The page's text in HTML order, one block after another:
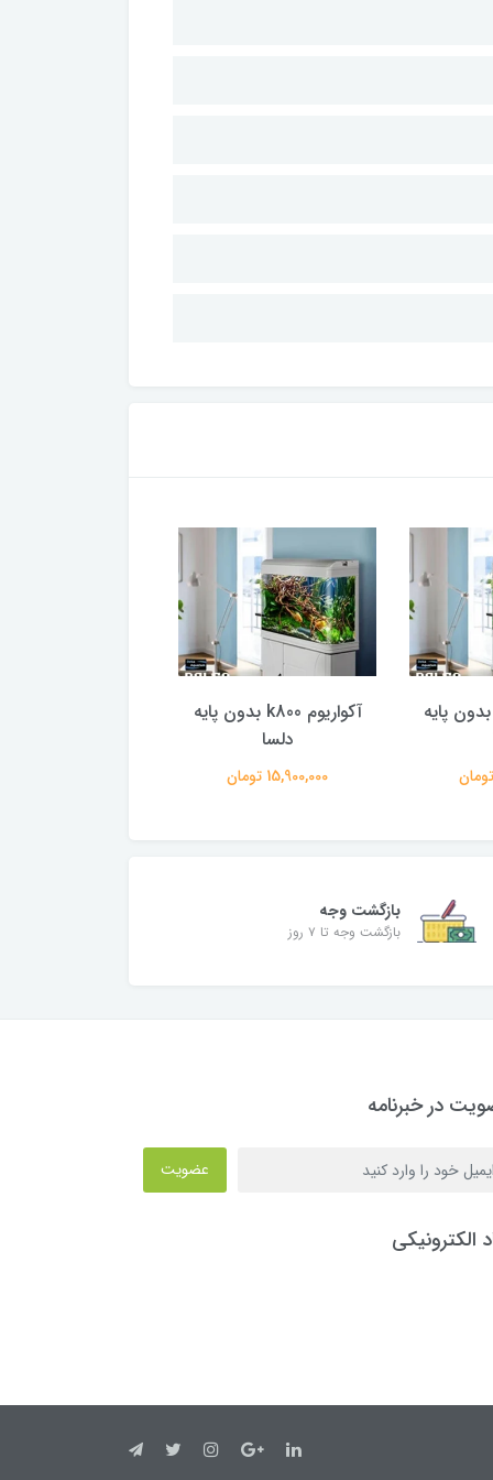
آکواریوم k1000 بدون پایه
آکواریوم k800 بدون پایه
دلسا
15,900,000 تومان
بازگشت وجه
بازگشت وجه تا ۷ روز
در خبرنامه
عضویت
الکترونیکی